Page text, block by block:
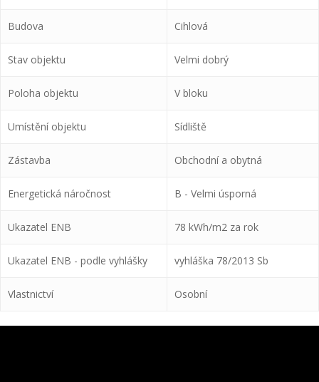
Budova Cihlová
Stav objektu Velmi dobrý
Poloha objektu V bloku
Umístění objektu Sídliště
Zástavba Obchodní a obytná
Energetická náročnost B - Velmi úsporná
Ukazatel ENB 78 kWh/m2 za rok
Ukazatel ENB - podle vyhlášky vyhláška 78/2013 Sb
Vlastnictví Osobní